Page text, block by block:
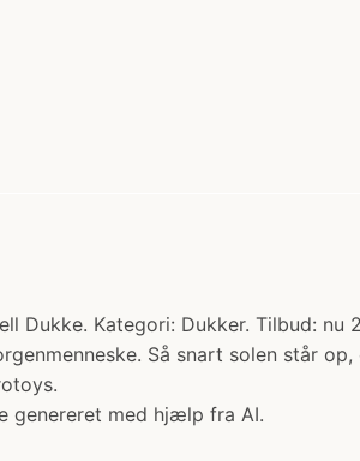
Dukke. Kategori: Dukker. Tilbud:
Så snart solen står
genereret med hjælp fra AI.